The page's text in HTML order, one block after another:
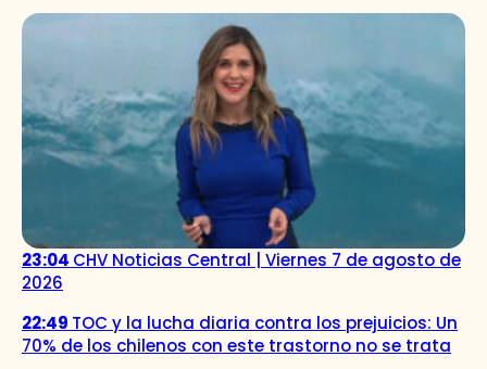
23:04 CHV Noticias Central | Viernes 7 de agosto de
2026
22:49 TOC y la lucha diaria contra los prejuicios: Un
70% de los chilenos con este trastorno no se trata